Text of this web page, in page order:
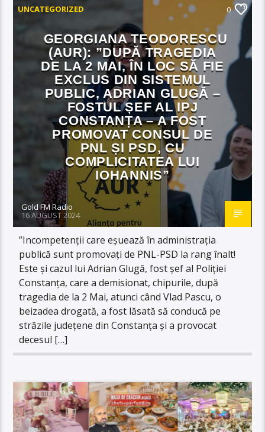
UNCATEGORIZED 0
GEORGIANA TEODORESCU
(AUR): ”DUPĂ TRAGEDIA
DE LA 2 MAI, ÎN LOC SĂ FIE
EXCLUS DIN SISTEMUL
PUBLIC, ADRIAN GLUGĂ –
FOSTUL ȘEF AL IPJ
CONSTANȚA – A FOST
PROMOVAT CONSUL DE
PNL ȘI PSD, CU
COMPLICITATEA LUI
IOHANNIS”
Gold FM Radio
16 AUGUST 2024
”Incompetenții care eșuează în administrația
publică sunt promovați de PNL-PSD la rang înalt!
Este și cazul lui Adrian Glugă, fost șef al Poliției
Constanța, care a demisionat, chipurile, după
tragedia de la 2 Mai, atunci când Vlad Pascu, o
beizadea drogată, a fost lăsată să conducă pe
străzile județene din Constanța și a provocat
decesul […]